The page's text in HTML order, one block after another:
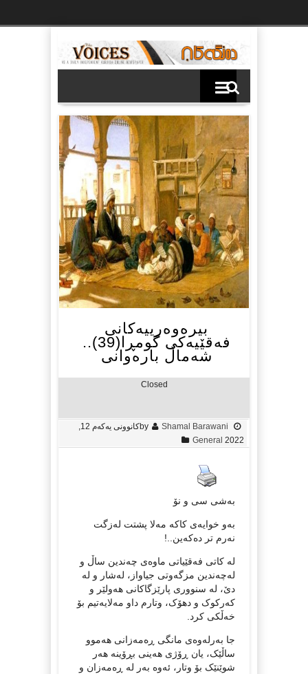
بیرەوەریيەکانی
فەقێیەکی گومڕا(39)..
شەماڵ بارەوانی
Closed
by Shamal Barawani
2022
General
بەشی سی و نۆ
بەو خوایەی کاکە مەلا پشتت لەزگت
نەرم تر دەکەین..!
لە کاتی فەقێیاتی ماوەی چەندین ساڵ و
لەچەندین مزگەوتی جیاواز، لەشار و لە
دێ، لە سنووری پارێزگاکانی هەولێر و
کەرکوک و دهۆک، وتارم داو مەلایەتیم بۆ
خەڵکی کرد.
جا بەرلەوەی مانگی ڕەمەزانی هەموو
ساڵێک، یان ڕۆژی هەینی بڕۆینە هەر
شوێنێک بۆ وتار، ئەوە بەر لە ڕەمەزان و